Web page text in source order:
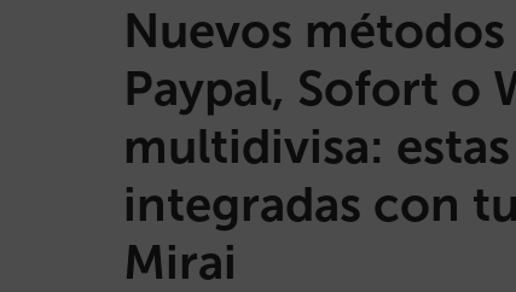
Nuevos métodos
Paypal, Sofort o
multidivisa:
integradas con
Mirai